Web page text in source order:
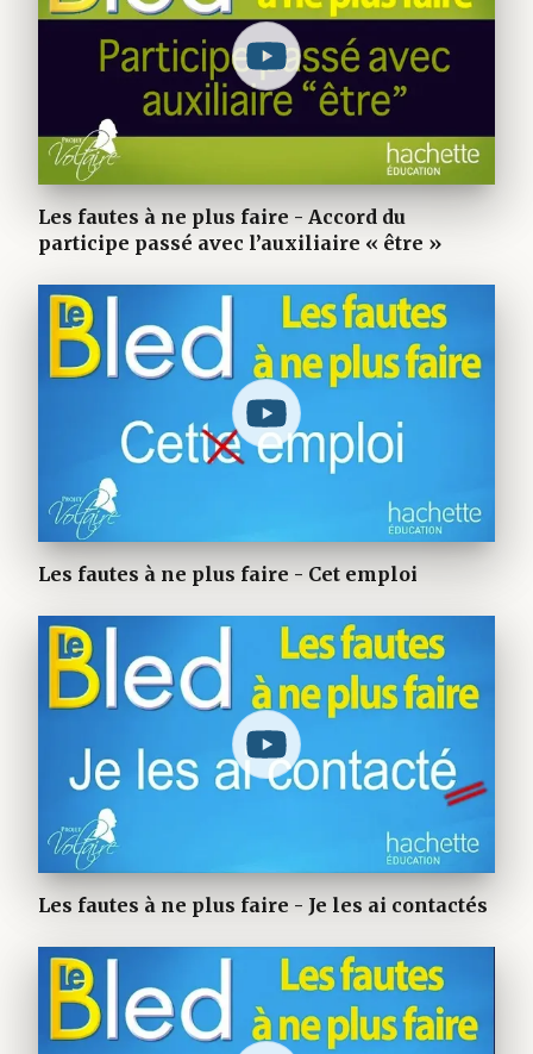
Les fautes à ne plus faire - Accord du
participe passé avec l’auxiliaire « être »
Les fautes à ne plus faire - Cet emploi
Les fautes à ne plus faire - Je les ai contactés